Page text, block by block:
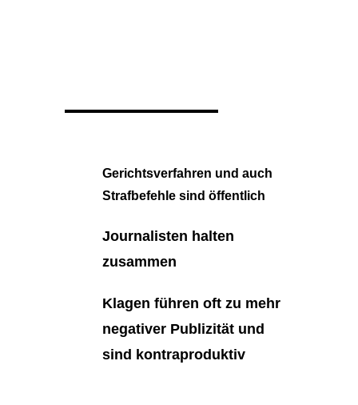
Gerichtsverfahren und auch
Strafbefehle sind öffentlich
Journalisten halten
zusammen
Klagen führen oft zu mehr
negativer Publizität und
sind kontraproduktiv